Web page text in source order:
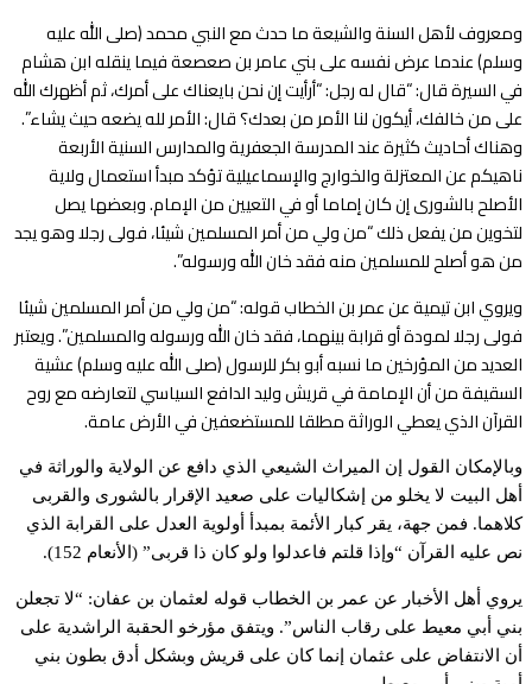
ومعروف لأهل السنة والشيعة ما حدث مع النبي محمد (صلى الله عليه
وسلم) عندما عرض نفسه على بني عامر بن صعصعة فيما ينقله ابن هشام
في السيرة قال: “قال له رجل: “أرأيت إن نحن بايعناك على أمرك، ثم أظهرك الله
على من خالفك، أيكون لنا الأمر من بعدك؟ قال: الأمر لله يضعه حيث يشاء”.
وهناك أحاديث كثيرة عند المدرسة الجعفرية والمدارس السنية الأربعة
ناهيكم عن المعتزلة والخوارج والإسماعيلية تؤكد مبدأ استعمال ولاية
الأصلح بالشورى إن كان إماما أو في التعيين من الإمام. وبعضها يصل
لتخوين من يفعل ذلك “من ولي من أمر المسلمين شيئا، فولى رجلا وهو يجد
من هو أصلح للمسلمين منه فقد خان الله ورسوله”.
ويروي ابن تيمية عن عمر بن الخطاب قوله: “من ولي من أمر المسلمين شيئا
فولى رجلا لمودة أو قرابة بينهما، فقد خان الله ورسوله والمسلمين”. ويعتبر
العديد من المؤرخين ما نسبه أبو بكر للرسول (صلى الله عليه وسلم) عشية
السقيفة من أن الإمامة في قريش وليد الدافع السياسي لتعارضه مع روح
القرآن الذي يعطي الوراثة مطلقا للمستضعفين في الأرض عامة.
وبالإمكان القول إن الميراث الشيعي الذي دافع عن الولاية والوراثة في
أهل البيت لا يخلو من إشكاليات على صعيد الإقرار بالشورى والقربى
كلاهما. فمن جهة، يقر كبار الأئمة بمبدأ أولوية العدل على القرابة الذي
نص عليه القرآن “وإذا قلتم فاعدلوا ولو كان ذا قربى” (الأنعام 152).
يروي أهل الأخبار عن عمر بن الخطاب قوله لعثمان بن عفان: “لا تجعلن
بني أبي معيط على رقاب الناس”. ويتفق مؤرخو الحقبة الراشدية على
أن الانتفاض على عثمان إنما كان على قريش وبشكل أدق بطون بني